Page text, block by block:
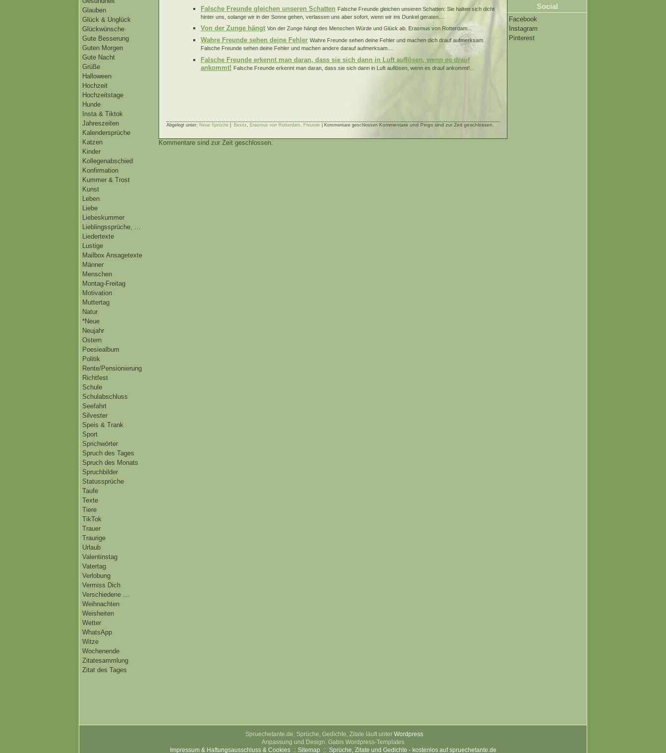
Glauben
Glück & Unglück
Glückwünsche
Gute Besserung
Guten Morgen
Gute Nacht
Grüße
Halloween
Hochzeit
Hochzeitstage
Hunde
Insta & Tiktok
Jahreszeiten
Kalendersprüche
Katzen
Kinder
Kollegenabschied
Konfirmation
Kummer & Trost
Kunst
Leben
Liebe
Liebeskummer
Lieblingssprüche, …
Liedertexte
Lustige
Mailbox Ansagetexte
Männer
Menschen
Montag-Freitag
Motivation
Muttertag
Natur
*Neue
Neujahr
Ostern
Poesiealbum
Politik
Rente/Pensionierung
Richtfest
Schule
Schulabschluss
Seefahrt
Silvester
Speis & Trank
Sport
Sprichwörter
Spruch des Tages
Spruch des Monats
Spruchbilder
Statussprüche
Taufe
Texte
Tiere
TikTok
Trauer
Traurige
Urlaub
Valentinstag
Vatertag
Verlobung
Vermiss Dich
Verschiedene …
Weihnachten
Weisheiten
Wetter
WhatsApp
Witze
Wochenende
Zitatesammlung
Zitat des Tages
Social
Facebook
Instagram
Pinterest
Falsche Freunde gleichen unseren Schatten Falsche Freunde gleichen unseren Schatten: Sie halten sich dicht
hinter uns, solange wir in der Sonne gehen, verlassen uns aber sofort, wenn wir ins Dunkel geraten....
Von der Zunge hängt Von der Zunge hängt des Menschen Würde und Glück ab. Erasmus von Rotterdam...
Wahre Freunde sehen deine Fehler Wahre Freunde sehen deine Fehler und machen dich drauf aufmerksam.
Falsche Freunde sehen deine Fehler und machen andere darauf aufmerksam....
Falsche Freunde erkennt man daran, dass sie sich dann in Luft auflösen, wenn es drauf
ankommt! Falsche Freunde erkennt man daran, dass sie sich dann in Luft auflösen, wenn es drauf ankommt!...
Abgelegt unter: Neue Sprüche Besitz, Erasmus von Rotterdam, Freunde Kommentare geschlossen Kommentare und Pings sind zur Zeit geschlossen.
Kommentare sind zur Zeit geschlossen.
Spruechetante.de: Sprüche, Gedichte, Zitate läuft unter Wordpress
Anpassung und Design: Gabis Wordpress-Templates
Impressum & Haftungsausschluss & Cookies:: Sitemap :: Sprüche, Zitate und Gedichte - kostenlos auf spruechetante.de